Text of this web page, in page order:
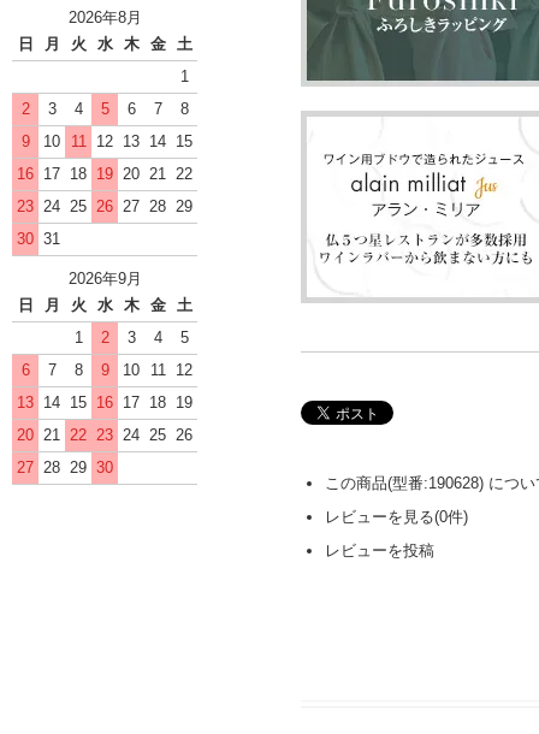
この商品(型番:190628) につ
レビューを見る(0件)
レビューを投稿
2026年8月
日
月 火 水 木 金
土
1
2
3 4 5 6 7
8
9
10 11 12 13 14 15
16 17 18 19 20 21 22
23 24 25 26 27 28 29
30 31
2026年9月
日
月 火 水 木 金
土
1
2 3 4
5
6
7 8 9 10 11
12
13 14 15 16 17 18 19
20 21 22 23 24 25 26
27 28 29 30